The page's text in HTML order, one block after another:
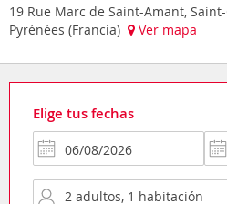
19 Rue Marc de Saint-Amant,
Pyrénées (Francia)
Ver mapa
Elige tus fechas